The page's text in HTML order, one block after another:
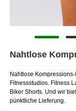
Nahtlose
Nahtlose
Fitnessstudios. Fitness
Biker Shorts. Und wir
pünktliche Lieferung.